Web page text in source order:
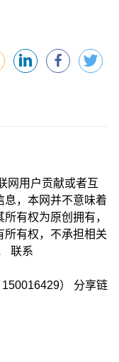
网用户贡献或者互
息，本网并不意味着
有权为原创拥有，
所有权，不承担相关
联系
150016429） 分享链